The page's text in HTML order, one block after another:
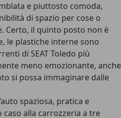
e piuttosto comoda,
di spazio per cose o
Certo, il quinto posto non è
le plastiche interne sono
di SEAT Toledo più
meno emozionante, anche
si possa immaginare dalle
spaziosa, pratica e
alla carrozzeria a tre